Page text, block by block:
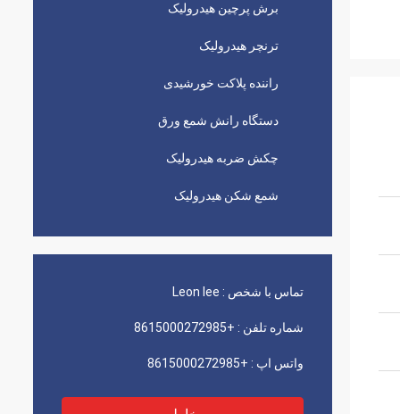
برش پرچین هیدرولیک
ترنچر هیدرولیک
راننده پلاکت خورشیدی
دستگاه رانش شمع ورق
چکش ضربه هیدرولیک
شمع شکن هیدرولیک
تماس با شخص : Leon lee
شماره تلفن : +8615000272985
واتس اپ : +8615000272985